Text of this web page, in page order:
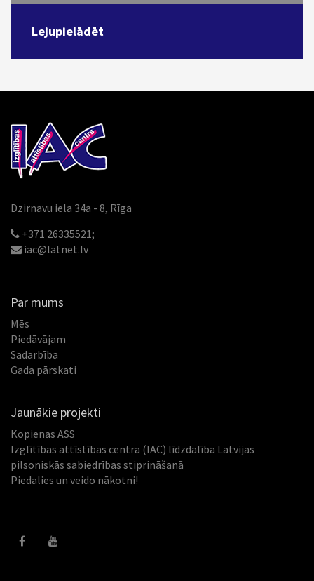
Lejupielādēt
Dzirnavu iela 34a - 8, Rīga
+371 26335521;
iac@latnet.lv
Par mums
Mēs
Piedāvājam
Sadarbība
Gada pārskati
Jaunākie projekti
Kopienas ASS
Izglītības attīstības centra (IAC) līdzdalība Latvijas
pilsoniskās sabiedrības stiprināšanā
Piedalies un veido nākotni!